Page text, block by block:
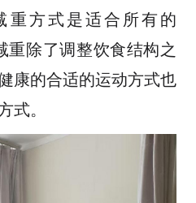
重方式是适合所有的
重除了调整饮食结构之
康的合适的运动方式也
式。